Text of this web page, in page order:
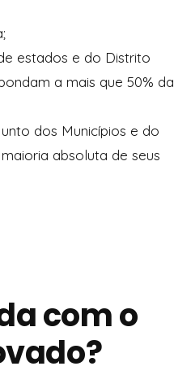
estados e do Distrito
a mais que 50% da
dos Municípios e do
absoluta de seus
com o